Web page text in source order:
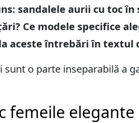
sandalele aurii cu toc
Ce modele specifice
aceste întrebări în textul
sunt o parte inseparabilă a
femeile